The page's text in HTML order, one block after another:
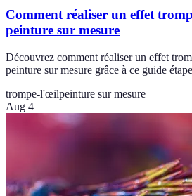
Comment réaliser un effet
peinture sur mesure
Découvrez comment réaliser un effet
peinture sur mesure grâce à ce guide
trompe-l'œilpeinture sur mesure
Aug 4